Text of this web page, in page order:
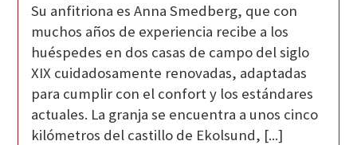
Su anfitriona es Anna Smedberg, que con
muchos años de experiencia recibe a los
huéspedes en dos casas de campo del siglo
XIX cuidadosamente renovadas, adaptadas
para cumplir con el confort y los estándares
actuales. La granja se encuentra a unos cinco
kilómetros del castillo de Ekolsund, [...]